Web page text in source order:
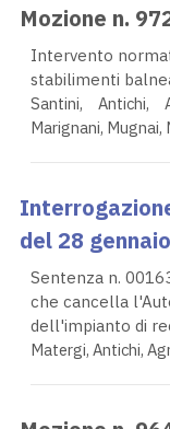
Mozione n.
Intervento
stabilimenti
Santini, Antichi,
Marignani, Mugnai,
del 28
Sentenza n.
che cancella
dell'impianto di
Matergi, Antichi,